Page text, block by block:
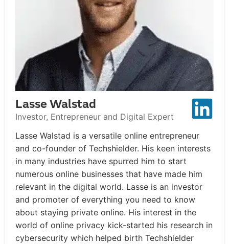
Lasse Walstad
Investor, Entrepreneur and Digital Expert
Lasse Walstad is a versatile online entrepreneur
and co-founder of Techshielder. His keen interests
in many industries have spurred him to start
numerous online businesses that have made him
relevant in the digital world. Lasse is an investor
and promoter of everything you need to know
about staying private online. His interest in the
world of online privacy kick-started his research in
cybersecurity which helped birth Techshielder